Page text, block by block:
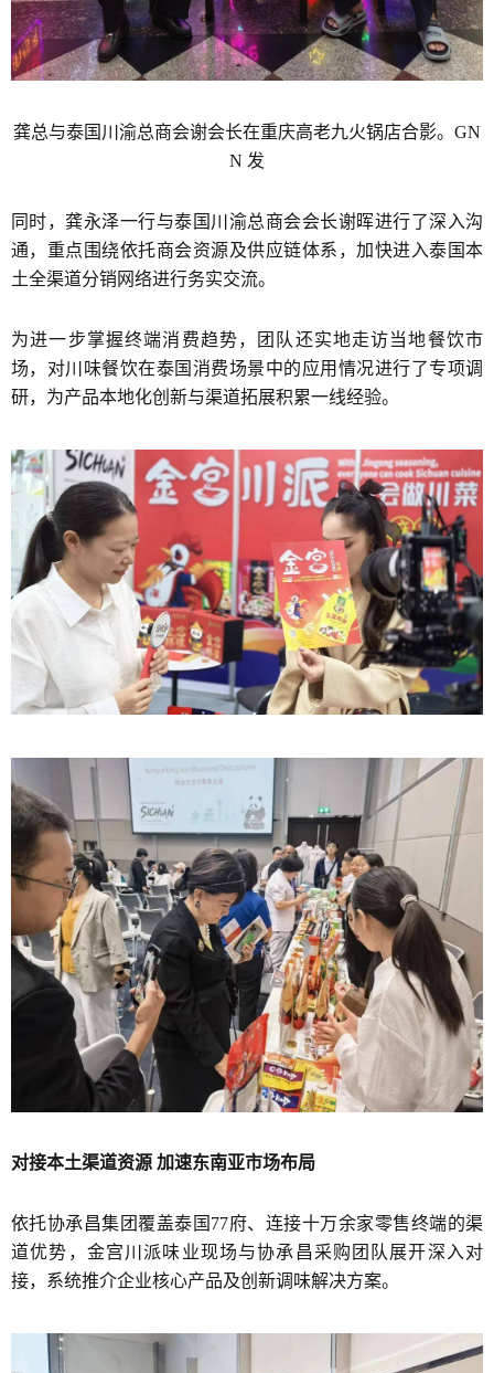
龚总与泰国川渝总商会谢会长在重庆高老九火锅店合影。GN
N 发
同时，龚永泽一行与泰国川渝总商会会长谢晖进行了深入沟
通，重点围绕依托商会资源及供应链体系，加快进入泰国本
土全渠道分销网络进行务实交流。
为进一步掌握终端消费趋势，团队还实地走访当地餐饮市
场，对川味餐饮在泰国消费场景中的应用情况进行了专项调
研，为产品本地化创新与渠道拓展积累一线经验。
对接本土渠道资源 加速东南亚市场布局
依托协承昌集团覆盖泰国77府、连接十万余家零售终端的渠
道优势，金宫川派味业现场与协承昌采购团队展开深入对
接，系统推介企业核心产品及创新调味解决方案。